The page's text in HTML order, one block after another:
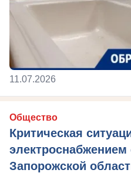
11.07.2026
Общество
Критическая
электроснабжением
Запорожской